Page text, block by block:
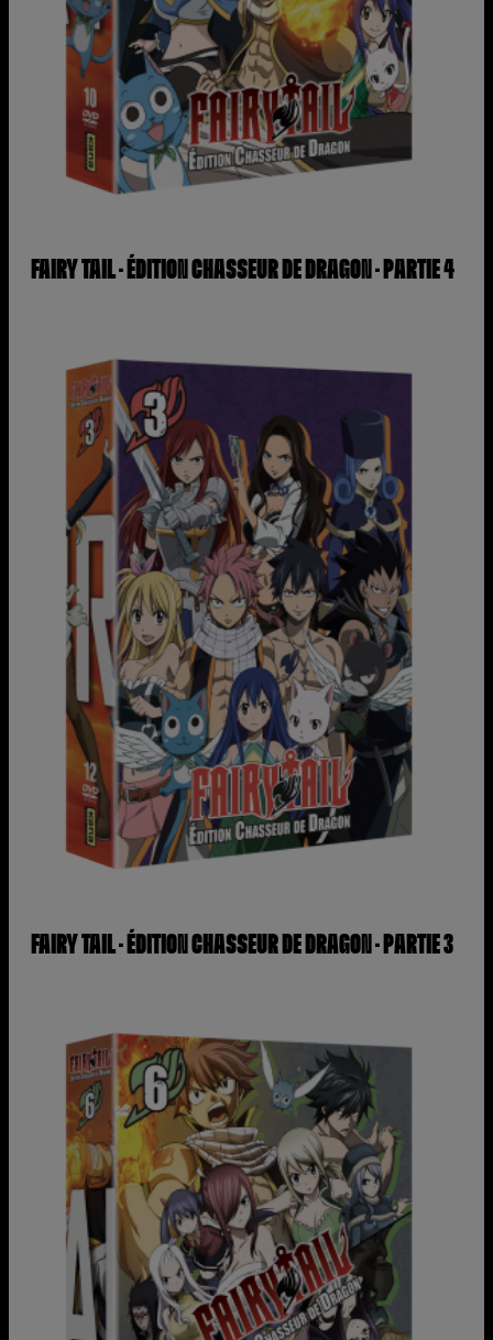
FAIRY TAIL – ÉDITION CHASSEUR DE DRAGON – PARTIE 4
FAIRY TAIL – ÉDITION CHASSEUR DE DRAGON – PARTIE 3